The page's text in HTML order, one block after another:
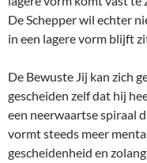
De Schepper wil echter
in een lagere vorm blijft
De Bewuste Jij kan zich
gescheiden zelf dat hij
een neerwaartse spiraal
vormt steeds meer
gescheidenheid en